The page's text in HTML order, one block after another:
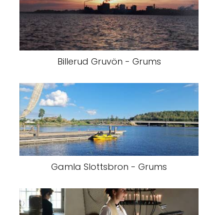
Billerud Gruvön - Grums
Gamla Slottsbron - Grums